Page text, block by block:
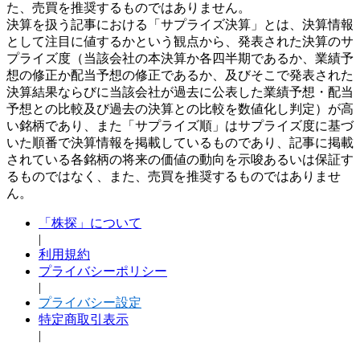
た、売買を推奨するものではありません。
決算を扱う記事における「サプライズ決算」とは、決算情報
として注目に値するかという観点から、発表された決算のサ
プライズ度（当該会社の本決算か各四半期であるか、業績予
想の修正か配当予想の修正であるか、及びそこで発表された
決算結果ならびに当該会社が過去に公表した業績予想・配当
予想との比較及び過去の決算との比較を数値化し判定）が高
い銘柄であり、また「サプライズ順」はサプライズ度に基づ
いた順番で決算情報を掲載しているものであり、記事に掲載
されている各銘柄の将来の価値の動向を示唆あるいは保証す
るものではなく、また、売買を推奨するものではありませ
ん。
「株探」について
|
利用規約
プライバシーポリシー
|
プライバシー設定
特定商取引表示
|